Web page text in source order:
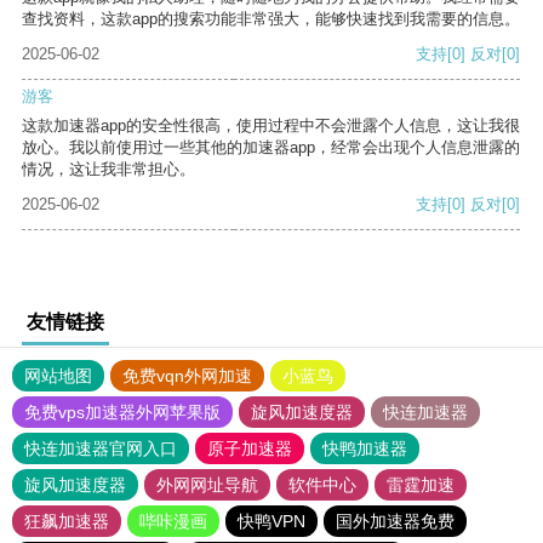
查找资料，这款app的搜索功能非常强大，能够快速找到我需要的信息。
2025-06-02
支持[0] 反对[0]
游客
这款加速器app的安全性很高，使用过程中不会泄露个人信息，这让我很
放心。我以前使用过一些其他的加速器app，经常会出现个人信息泄露的
情况，这让我非常担心。
2025-06-02
支持[0] 反对[0]
友情链接
网站地图 免费vqn外网加速
小蓝鸟
免费vps加速器外网苹果版
旋风加速度器
快连加速器
快连加速器官网入口
原子加速器
快鸭加速器
旋风加速度器
外网网址导航 软件中心
雷霆加速
狂飙加速器
哔咔漫画 快鸭VPN 国外加速器免费